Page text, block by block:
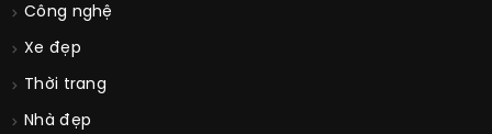
Công nghệ
Xe đẹp
Thời trang
Nhà đẹp